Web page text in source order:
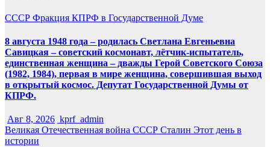
СССР Фракция КПРФ в Государственной Думе
8 августа 1948 года – родилась Светлана Евгеньевна
Савицкая – советский космонавт, лётчик-испытатель,
единственная женщина – дважды Герой Советского Союза
(1982, 1984), первая в мире женщина, совершившая выход
в открытый космос. Депутат Государственной Думы от
КПРФ.
Авг 8, 2026 kprf_admin
Великая Отечественная война СССР Сталин Этот день в
истории